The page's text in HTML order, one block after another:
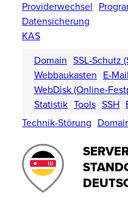
Providerwechsel
Datensicherung
KAS
Domain SSL-Schutz
Webbaukasten E-Mail
WebDisk (Online-
Statistik Tools SSH
Technik-Störung